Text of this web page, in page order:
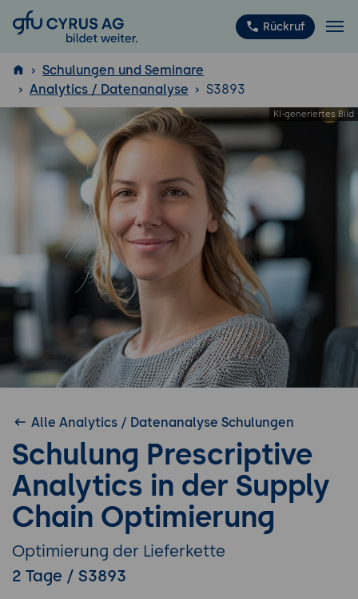
GFU Cyrus AG Rückruf
ISTQB
Schulungen und Seminare
Analytics / Datenanalyse
S3893
Alle Analytics / Datenanalyse Schulungen
Schulung Prescriptive
Analytics in der Supply
Chain Optimierung
Optimierung der Lieferkette
2 Tage / S3893